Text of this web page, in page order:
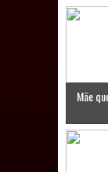
Mãe